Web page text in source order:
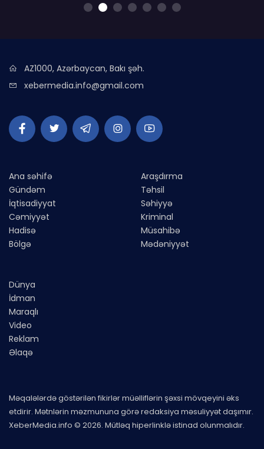
AZ1000, Azərbaycan, Bakı şəh.
xebermedia.info@gmail.com
Ana səhifə
Gündəm
İqtisadiyyat
Cəmiyyət
Hadisə
Bölgə
Araşdırma
Təhsil
Səhiyyə
Kriminal
Müsahibə
Mədəniyyət
Dünya
İdman
Maraqlı
Video
Reklam
Əlaqə
Məqalələrdə göstərilən fikirlər müəlliflərin şəxsi mövqeyini əks
etdirir. Mətnlərin məzmununa görə redaksiya məsuliyyət daşımır.
XeberMedia.info © 2026. Mütləq hiperlinklə istinad olunmalıdır.